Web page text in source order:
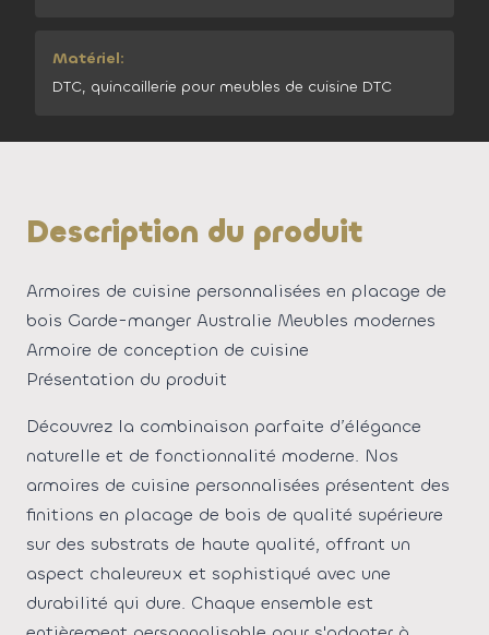
Matériel:
DTC, quincaillerie pour meubles de cuisine DTC
Description du produit
Armoires de cuisine personnalisées en placage de
bois Garde-manger Australie Meubles modernes
Armoire de conception de cuisine
Présentation du produit
Découvrez la combinaison parfaite d’élégance
naturelle et de fonctionnalité moderne. Nos
armoires de cuisine personnalisées présentent des
finitions en placage de bois de qualité supérieure
sur des substrats de haute qualité, offrant un
aspect chaleureux et sophistiqué avec une
durabilité qui dure. Chaque ensemble est